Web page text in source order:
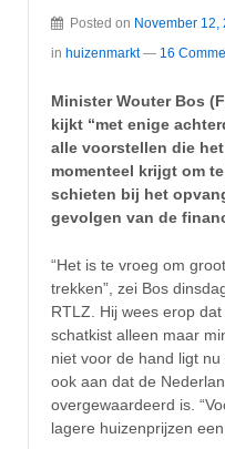
Posted on November 12,
in huizenmarkt — 16
Minister Wouter Bos
kijkt “met enige
alle voorstellen die
momenteel krijgt om
schieten bij het
gevolgen van de
“Het is te vroeg om
trekken”, zei Bos
RTLZ. Hij wees erop
schatkist alleen maar
niet voor de hand ligt
ook aan dat de
overgewaardeerd is.
lagere huizenprijzen